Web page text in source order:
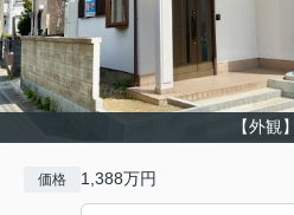
【外観】
価格 1,388万円